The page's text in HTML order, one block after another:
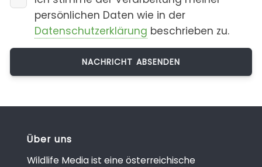
persönlichen Daten wie in der
Datenschutzerklärung beschrieben zu.
Über uns
Wildlife Media ist eine österreichische